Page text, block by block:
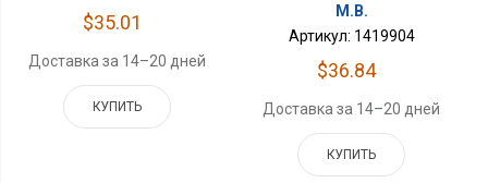
$35.01
Доставка за 14–20 дней
КУПИТЬ
М.В.
Артикул: 1419904
$36.84
Доставка за 14–20 дней
КУПИТЬ